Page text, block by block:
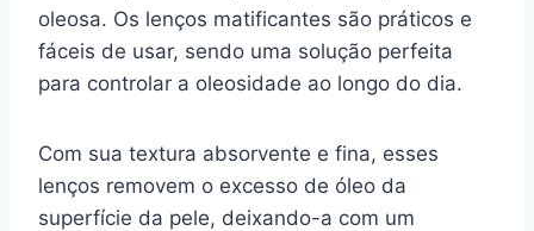
oleosa. Os lenços matificantes são práticos e
fáceis de usar, sendo uma solução perfeita
para controlar a oleosidade ao longo do dia.
Com sua textura absorvente e fina, esses
lenços removem o excesso de óleo da
superfície da pele, deixando-a com um